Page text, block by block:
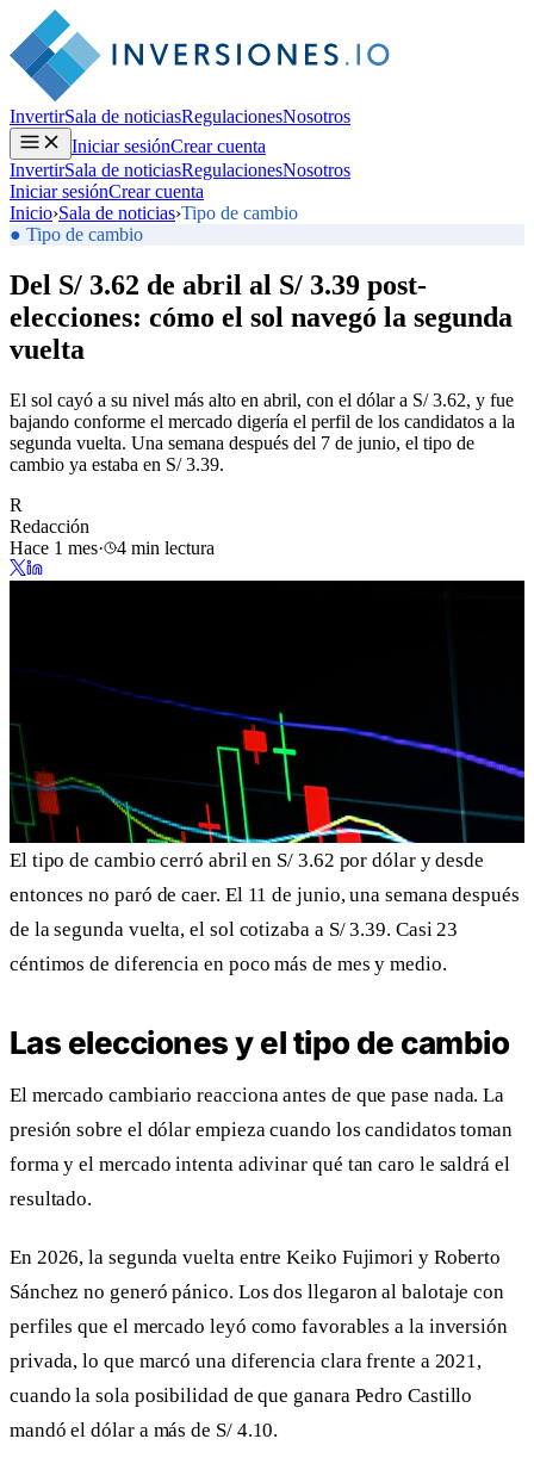
InvertirSala de noticiasRegulacionesNosotros
Iniciar sesiónCrear cuenta
InvertirSala de noticiasRegulacionesNosotros
Iniciar sesiónCrear cuenta
Inicio›Sala de noticias›Tipo de cambio
● Tipo de cambio
Del S/ 3.62 de abril al S/ 3.39 post-
elecciones: cómo el sol navegó la segunda
vuelta
El sol cayó a su nivel más alto en abril, con el dólar a S/ 3.62, y fue
bajando conforme el mercado digería el perfil de los candidatos a la
segunda vuelta. Una semana después del 7 de junio, el tipo de
cambio ya estaba en S/ 3.39.
R
Redacción
Hace 1 mes· 4 min lectura
El tipo de cambio cerró abril en S/ 3.62 por dólar y desde
entonces no paró de caer. El 11 de junio, una semana después
de la segunda vuelta, el sol cotizaba a S/ 3.39. Casi 23
céntimos de diferencia en poco más de mes y medio.
Las elecciones y el tipo de cambio
El mercado cambiario reacciona antes de que pase nada. La
presión sobre el dólar empieza cuando los candidatos toman
forma y el mercado intenta adivinar qué tan caro le saldrá el
resultado.
En 2026, la segunda vuelta entre Keiko Fujimori y Roberto
Sánchez no generó pánico. Los dos llegaron al balotaje con
perfiles que el mercado leyó como favorables a la inversión
privada, lo que marcó una diferencia clara frente a 2021,
cuando la sola posibilidad de que ganara Pedro Castillo
mandó el dólar a más de S/ 4.10.